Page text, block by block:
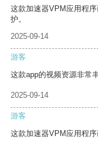
这款加速器VPM应用程
护。
2025-09-14
游客
这款app的视频资源非常
2025-09-14
游客
这款加速器VPM应用程